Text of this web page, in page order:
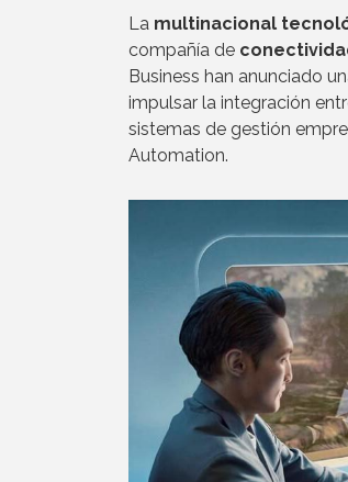
La multinacional
compañía de
Business han anunciado
impulsar la integración
sistemas de gestión
Automation.